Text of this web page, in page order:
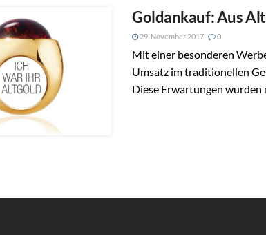
Goldankauf: Aus
29. November 2017 0
Mit einer besonderen
Umsatz im traditionellen
Diese Erwartungen wurden